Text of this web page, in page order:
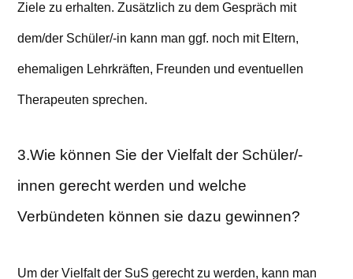
Ziele zu erhalten. Zusätzlich zu dem Gespräch mit
dem/der Schüler/-in kann man ggf. noch mit Eltern,
ehemaligen Lehrkräften, Freunden und eventuellen
Therapeuten sprechen.
3.Wie können Sie der Vielfalt der Schüler/-
innen gerecht werden und welche
Verbündeten können sie dazu gewinnen?
Um der Vielfalt der SuS gerecht zu werden, kann man